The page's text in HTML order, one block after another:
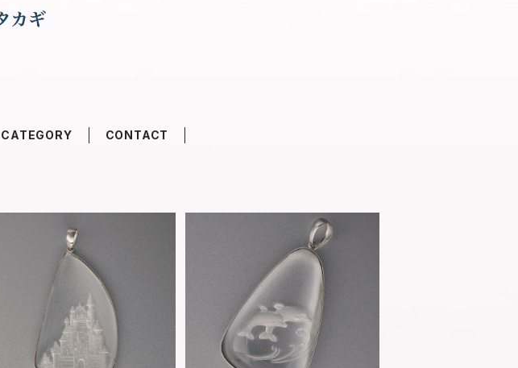
CATEGORY CONTACT
K18WG レーザー彫刻 城 - 102
8【現品限り】
¥57,200
K18WG レーザー彫刻 イルカ -
1029【現品限り】
¥53,900